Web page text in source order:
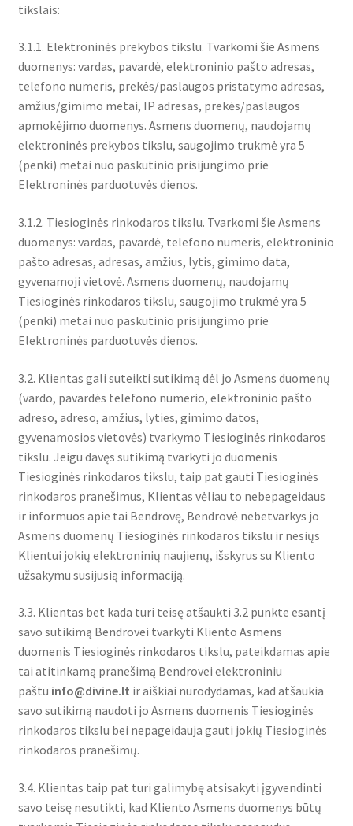
tikslais:
3.1.1. Elektroninės prekybos tikslu. Tvarkomi šie Asmens
duomenys: vardas, pavardė, elektroninio pašto adresas,
telefono numeris, prekės/paslaugos pristatymo adresas,
amžius/gimimo metai, IP adresas, prekės/paslaugos
apmokėjimo duomenys. Asmens duomenų, naudojamų
elektroninės prekybos tikslu, saugojimo trukmė yra 5
(penki) metai nuo paskutinio prisijungimo prie
Elektroninės parduotuvės dienos.
3.1.2. Tiesioginės rinkodaros tikslu. Tvarkomi šie Asmens
duomenys: vardas, pavardė, telefono numeris, elektroninio
pašto adresas, adresas, amžius, lytis, gimimo data,
gyvenamoji vietovė. Asmens duomenų, naudojamų
Tiesioginės rinkodaros tikslu, saugojimo trukmė yra 5
(penki) metai nuo paskutinio prisijungimo prie
Elektroninės parduotuvės dienos.
3.2. Klientas gali suteikti sutikimą dėl jo Asmens duomenų
(vardo, pavardės telefono numerio, elektroninio pašto
adreso, adreso, amžius, lyties, gimimo datos,
gyvenamosios vietovės) tvarkymo Tiesioginės rinkodaros
tikslu. Jeigu davęs sutikimą tvarkyti jo duomenis
Tiesioginės rinkodaros tikslu, taip pat gauti Tiesioginės
rinkodaros pranešimus, Klientas vėliau to nebepageidaus
ir informuos apie tai Bendrovę, Bendrovė nebetvarkys jo
Asmens duomenų Tiesioginės rinkodaros tikslu ir nesiųs
Klientui jokių elektroninių naujienų, išskyrus su Kliento
užsakymu susijusią informaciją.
3.3. Klientas bet kada turi teisę atšaukti 3.2 punkte esantį
savo sutikimą Bendrovei tvarkyti Kliento Asmens
duomenis Tiesioginės rinkodaros tikslu, pateikdamas apie
tai atitinkamą pranešimą Bendrovei elektroniniu
paštu info@divine.lt ir aiškiai nurodydamas, kad atšaukia
savo sutikimą naudoti jo Asmens duomenis Tiesioginės
rinkodaros tikslu bei nepageidauja gauti jokių Tiesioginės
rinkodaros pranešimų.
3.4. Klientas taip pat turi galimybę atsisakyti įgyvendinti
savo teisę nesutikti, kad Kliento Asmens duomenys būtų